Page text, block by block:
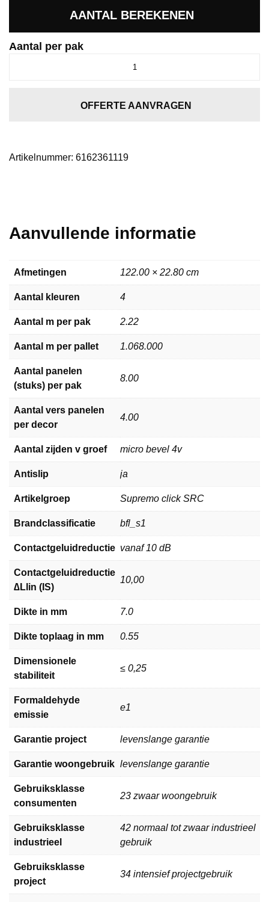
AANTAL BEREKENEN
Aantal per pak
OFFERTE AANVRAGEN
Artikelnummer: 6162361119
Aanvullende informatie
Afmetingen 122.00 × 22.80 cm
Aantal kleuren 4
Aantal m per pak 2.22
Aantal m per pallet 1.068.000
Aantal panelen
(stuks) per pak
8.00
Aantal vers panelen
per decor
4.00
Aantal zijden v groef micro bevel 4v
Antislip ja
Artikelgroep Supremo click SRC
Brandclassificatie bfl_s1
Contactgeluidreductie vanaf 10 dB
Contactgeluidreductie
∆Llin (IS)
10,00
Dikte in mm 7.0
Dikte toplaag in mm 0.55
Dimensionele
stabiliteit
≤ 0,25
Formaldehyde
emissie
e1
Garantie project levenslange garantie
Garantie woongebruik levenslange garantie
Gebruiksklasse
consumenten
23 zwaar woongebruik
Gebruiksklasse
industrieel
42 normaal tot zwaar industrieel
gebruik
Gebruiksklasse
project
34 intensief projectgebruik